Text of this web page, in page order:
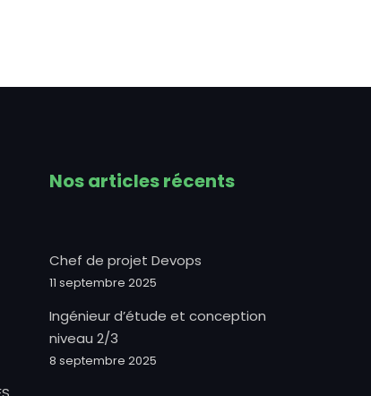
Nos articles récents
Chef de projet Devops
11 septembre 2025
Ingénieur d’étude et conception
niveau 2/3
8 septembre 2025